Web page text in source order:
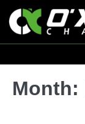
Month: